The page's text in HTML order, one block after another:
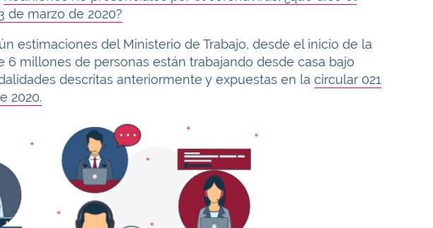
de marzo de 2020?
estimaciones del Ministerio de Trabajo, desde el inicio de la
6 millones de personas están trabajando desde casa bajo
descritas anteriormente y expuestas en la circular 021
2020.